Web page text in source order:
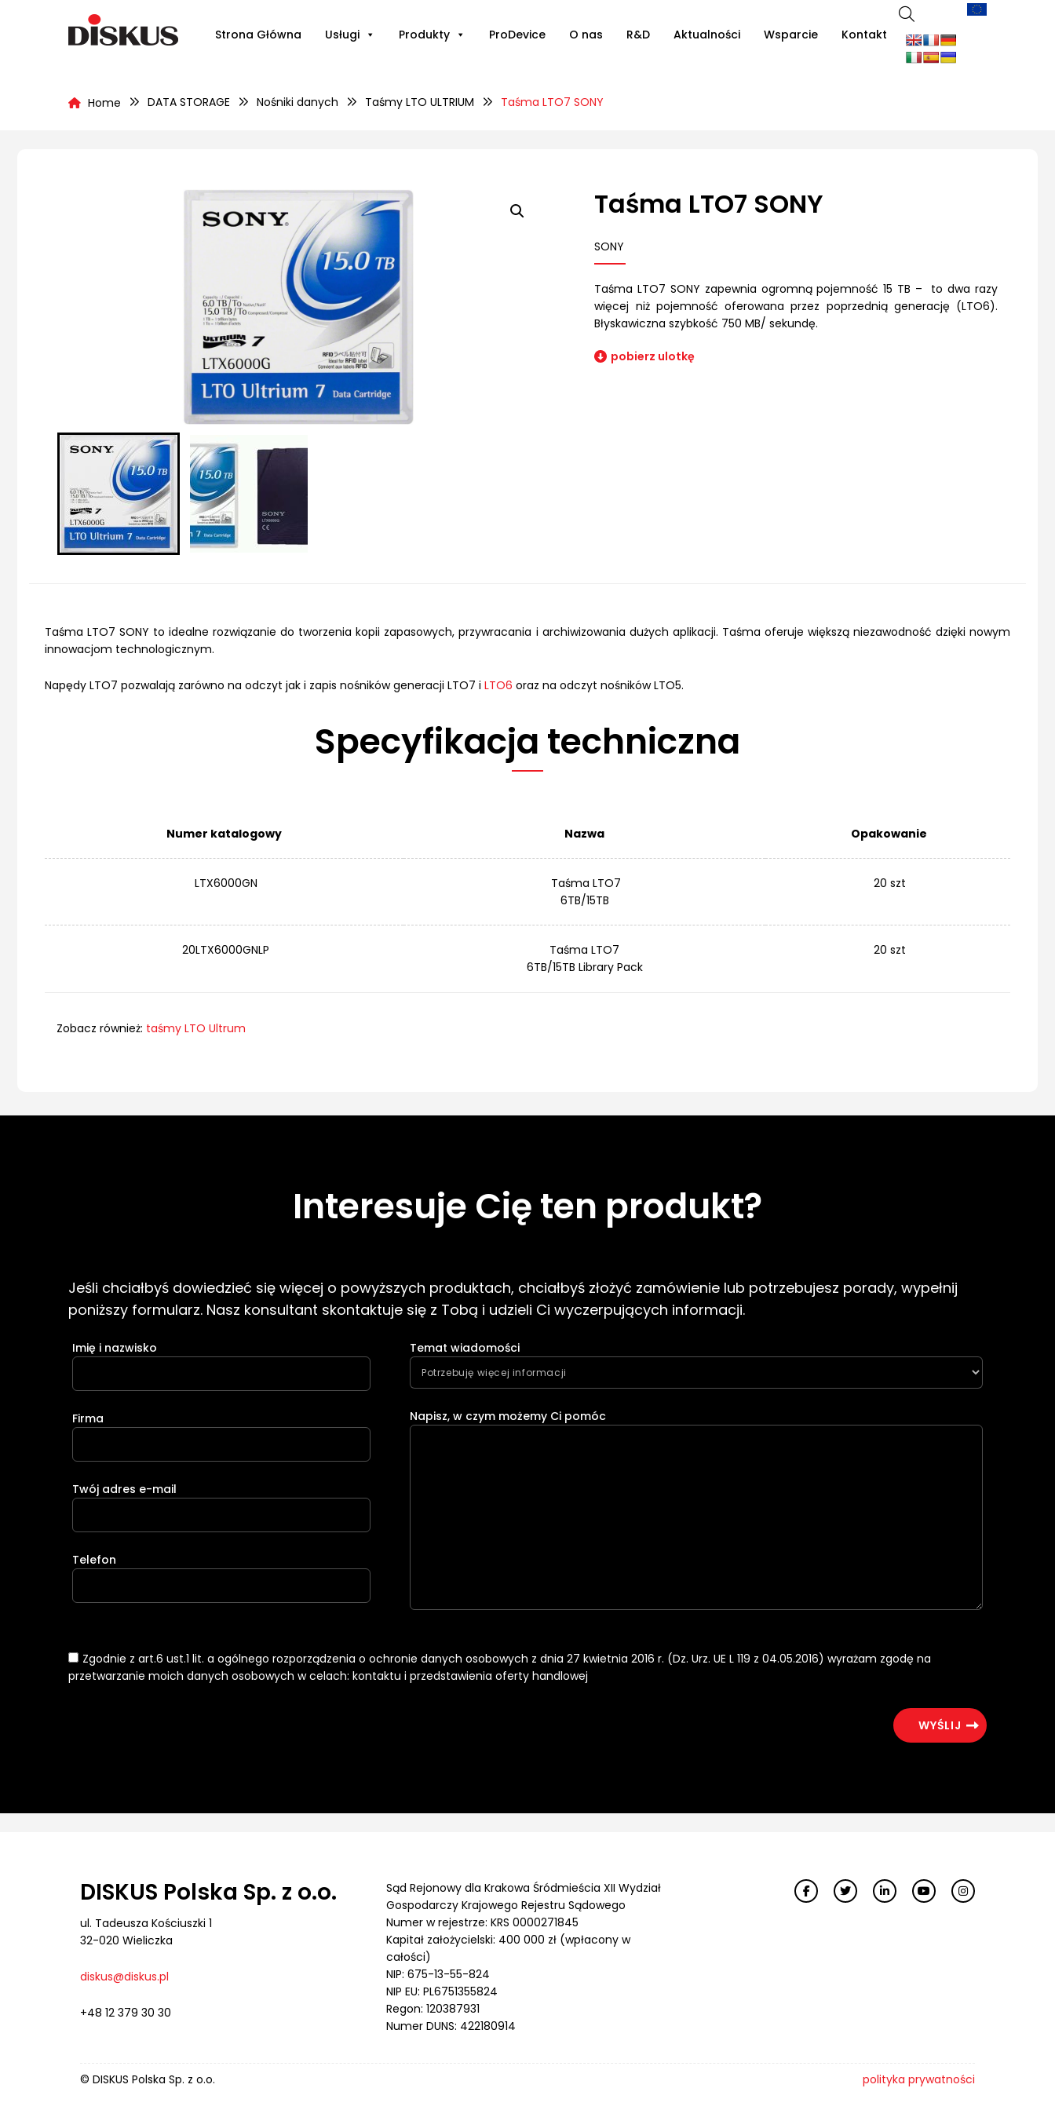
Strona Główna Usługi Produkty ProDevice O nas R&D Aktualności Wsparcie Kontakt
Home DATA STORAGE Nośniki danych Taśmy LTO ULTRIUM Taśma LTO7 SONY
Taśma LTO7 SONY
SONY
Taśma LTO7 SONY zapewnia ogromną pojemność 15 TB – to dwa razy
więcej niż pojemność oferowana przez poprzednią generację (LTO6).
Błyskawiczna szybkość 750 MB/ sekundę.
pobierz ulotkę
Taśma LTO7 SONY to idealne rozwiązanie do tworzenia kopii zapasowych, przywracania i archiwizowania dużych aplikacji. Taśma oferuje większą niezawodność dzięki nowym
innowacjom technologicznym.
Napędy LTO7 pozwalają zarówno na odczyt jak i zapis nośników generacji LTO7 i LTO6 oraz na odczyt nośników LTO5.
Specyfikacja techniczna
Numer katalogowy Nazwa Opakowanie
LTX6000GN
Taśma LTO7
6TB/15TB
20 szt
20LTX6000GNLP
Taśma LTO7
6TB/15TB Library Pack
20 szt
Zobacz również: taśmy LTO Ultrum
Interesuje Cię ten produkt?
Jeśli chciałbyś dowiedzieć się więcej o powyższych produktach, chciałbyś złożyć zamówienie lub potrzebujesz porady, wypełnij
poniższy formularz. Nasz konsultant skontaktuje się z Tobą i udzieli Ci wyczerpujących informacji.
Imię i nazwisko
Firma
Twój adres e-mail
Telefon
Temat wiadomości
Napisz, w czym możemy Ci pomóc
Zgodnie z art.6 ust.1 lit. a ogólnego rozporządzenia o ochronie danych osobowych z dnia 27 kwietnia 2016 r. (Dz. Urz. UE L 119 z 04.05.2016) wyrażam zgodę na
przetwarzanie moich danych osobowych w celach: kontaktu i przedstawienia oferty handlowej
DISKUS Polska Sp. z o.o.
ul. Tadeusza Kościuszki 1
32-020 Wieliczka
diskus@diskus.pl
+48 12 379 30 30
Sąd Rejonowy dla Krakowa Śródmieścia XII Wydział
Gospodarczy Krajowego Rejestru Sądowego
Numer w rejestrze: KRS 0000271845
Kapitał założycielski: 400 000 zł (wpłacony w
całości)
NIP: 675-13-55-824
NIP EU: PL6751355824
Regon: 120387931
Numer DUNS: 422180914
© DISKUS Polska Sp. z o.o. polityka prywatności